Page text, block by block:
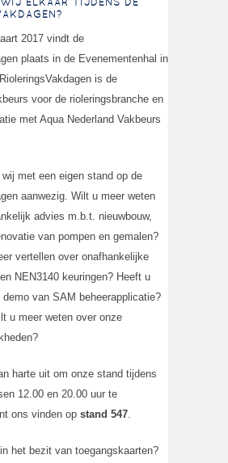
ELKAAR TIJDENS DE
2017 vindt de
plaats in de Evenementenhal in
is de
voor de rioleringsbranche en
met Aqua Nederland Vakbeurs
met een eigen stand op de
aanwezig. Wilt u meer weten
advies m.b.t. nieuwbouw,
van pompen en gemalen?
vertellen over onafhankelijke
NEN3140 keuringen? Heeft u
van SAM beheerapplicatie?
u meer weten over onze
harte uit om onze stand tijdens
12.00 en 20.00 uur te
ons vinden op stand 547
het bezit van toegangskaarten?